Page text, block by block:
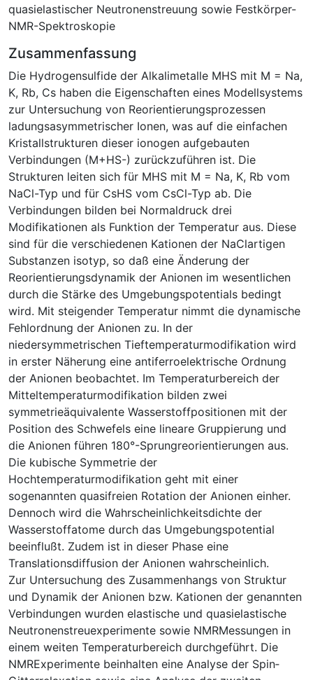
quasielastischer Neutronenstreuung sowie Festkörper-
NMR-Spektroskopie
Zusammenfassung
Die Hydrogensulfide der Alkalimetalle MHS mit M = Na,
K, Rb, Cs haben die Eigenschaften eines Modellsystems
zur Untersuchung von Reorientierungsprozessen
ladungsasymmetrischer Ionen, was auf die einfachen
Kristallstrukturen dieser ionogen aufgebauten
Verbindungen (M+HS-) zurückzuführen ist. Die
Strukturen leiten sich für MHS mit M = Na, K, Rb vom
NaCl-Typ und für CsHS vom CsCl-Typ ab. Die
Verbindungen bilden bei Normaldruck drei
Modifikationen als Funktion der Temperatur aus. Diese
sind für die verschiedenen Kationen der NaCl­artigen
Substanzen isotyp, so daß eine Änderung der
Reorientierungsdynamik der Anionen im wesentlichen
durch die Stärke des Umgebungspotentials bedingt
wird. Mit steigender Temperatur nimmt die dynamische
Fehlordnung der Anionen zu. In der
niedersymmetrischen Tieftemperaturmodifikation wird
in erster Näherung eine antiferroelektrische Ordnung
der Anionen beobachtet. Im Temperaturbereich der
Mitteltemperaturmodifikation bilden zwei
symmetrieäquivalente Wasserstoffpositionen mit der
Position des Schwefels eine lineare Gruppierung und
die Anionen führen 180°-Sprungreorientierungen aus.
Die kubische Symmetrie der
Hochtemperaturmodifikation geht mit einer
sogenannten quasifreien Rotation der Anionen einher.
Dennoch wird die Wahrscheinlichkeitsdichte der
Wasserstoffatome durch das Umgebungspotential
beeinflußt. Zudem ist in dieser Phase eine
Translationsdiffusion der Anionen wahrscheinlich.
Zur Untersuchung des Zusammenhangs von Struktur
und Dynamik der Anionen­ bzw. Kationen der genannten
Verbindungen wurden elastische und quasielastische
Neutronenstreuexperimente sowie NMR­Messungen in
einem weiten Temperaturbereich durchgeführt. Die
NMR­Experimente beinhalten eine Analyse der Spin­